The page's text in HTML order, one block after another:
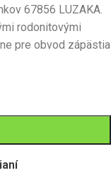
67856 LUZAKA.
rodonitovými
pre obvod zápästia